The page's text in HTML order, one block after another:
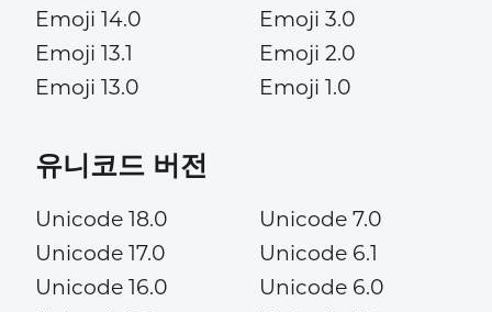
Emoji 14.0
Emoji 13.1
Emoji 13.0
Emoji 3.0
Emoji 2.0
Emoji 1.0
유니코드 버전
Unicode 18.0
Unicode 17.0
Unicode 16.0
Unicode 7.0
Unicode 6.1
Unicode 6.0